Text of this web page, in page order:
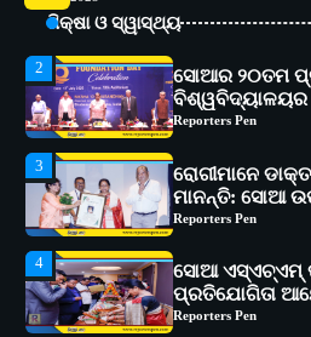
ଶିକ୍ଷା ଓ ସ୍ୱାସ୍ଥ୍ୟଅଗ୍ରଗତିର
Reporters Pen
3
ରୋଗୀମାନେ
ମାନନ୍ତି: ସୋଆ
Reporters Pen
4
ସୋଆ ଏସ୍‌ଏଚ୍‌ଏମ୍
ପ୍ରତିଯୋଗିତା
Reporters Pen
5
ଭାରତର ଦ୍ୱିତୀୟ
ଆଇଏମ୍‌ଏସ୍ ଆଣ୍ଡ
ଅତ୍ୟାଧୁନିକ
Reporters Pen